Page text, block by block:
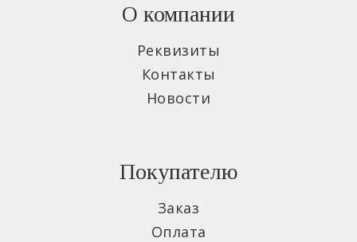
О компании
Реквизиты
Контакты
Новости
Покупателю
Заказ
Оплата